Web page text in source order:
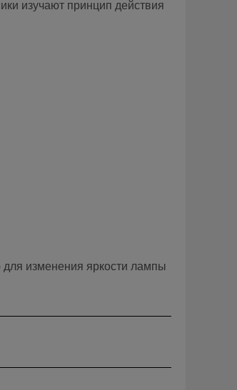
изучают принцип действия
для изменения яркости лампы